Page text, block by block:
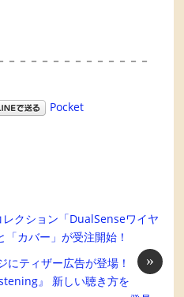
－－－－－－－－－－－－－
Pocket
レクション「DualSenseワイヤ
カバー」が受注開始！
»
にティザー広告が登場！
』 新しい聴き方を